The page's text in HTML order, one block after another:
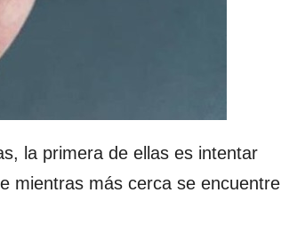
la primera de ellas es intentar
mientras más cerca se encuentre